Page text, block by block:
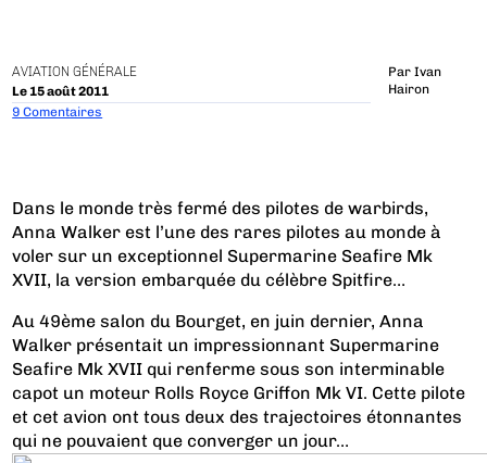
AVIATION GÉNÉRALE
Le 15 août 2011
Par Ivan
Hairon
9 Comentaires
Dans le monde très fermé des pilotes de warbirds,
Anna Walker est l’une des rares pilotes au monde à
voler sur un exceptionnel Supermarine Seafire Mk
XVII, la version embarquée du célèbre Spitfire…
Au 49ème salon du Bourget, en juin dernier, Anna
Walker présentait un impressionnant Supermarine
Seafire Mk XVII qui renferme sous son interminable
capot un moteur Rolls Royce Griffon Mk VI. Cette pilote
et cet avion ont tous deux des trajectoires étonnantes
qui ne pouvaient que converger un jour…